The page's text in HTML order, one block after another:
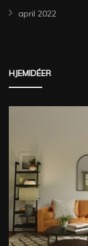
april 2022
HJEMIDÉER